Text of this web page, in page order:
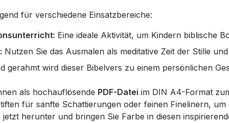
für verschiedene Einsatzbereiche:
Eine ideale Aktivität, um Kindern biblische
Nutzen Sie das Ausmalen als meditative Zeit der Stille
gerahmt wird dieser Bibelvers zu einem persönlichen
als hochauflösende PDF-Datei im DIN A4-Format
für sanfte Schattierungen oder feinen Finelinern, um
herunter und bringen Sie Farbe in diesen